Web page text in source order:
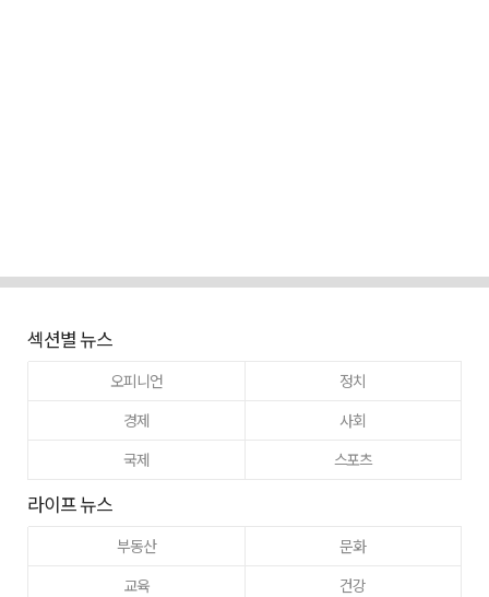
섹션별 뉴스
오피니언
정치
경제
사회
국제
스포츠
라이프 뉴스
부동산
문화
교육
건강